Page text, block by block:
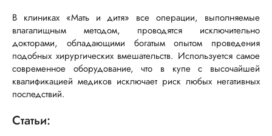
В клиниках «Мать и дитя» все операции, выполняемые
влагалищным методом, проводятся исключительно
докторами, обладающими богатым опытом проведения
подобных хирургических вмешательств. Используется самое
современное оборудование, что в купе с высочайшей
квалификацией медиков исключает риск любых негативных
последствий.
Статьи: